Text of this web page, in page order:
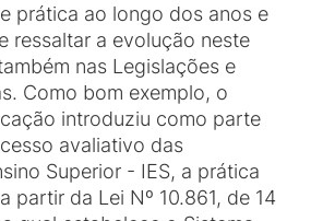
prática ao longo dos anos e
ressaltar a evolução neste
nas Legislações e
Como bom exemplo, o
introduziu como parte
avaliativo das
Superior - IES, a prática
partir da Lei Nº 10.861, de 14